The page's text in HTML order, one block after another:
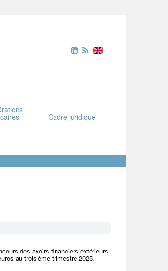
Cadre juridique
des avoirs financiers extérieurs
au troisième trimestre 2025.